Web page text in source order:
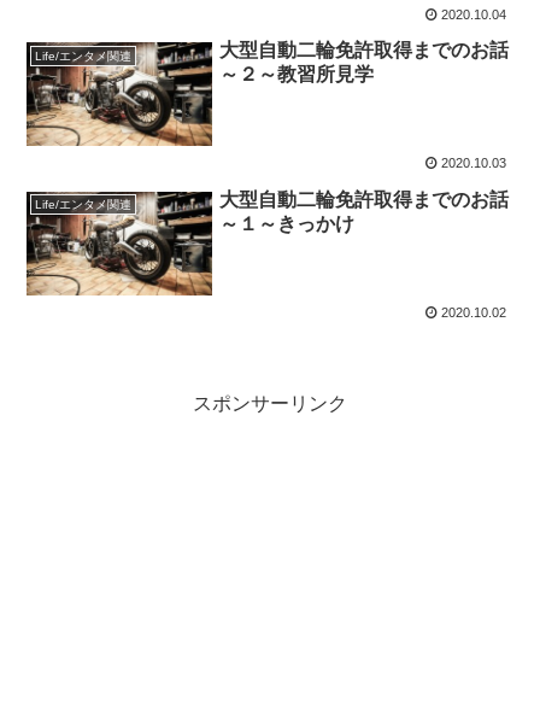
2020.10.04
Life/エンタメ関連
大型自動二輪免許取得までのお話
～２～教習所見学
2020.10.03
Life/エンタメ関連
大型自動二輪免許取得までのお話
～１～きっかけ
2020.10.02
スポンサーリンク